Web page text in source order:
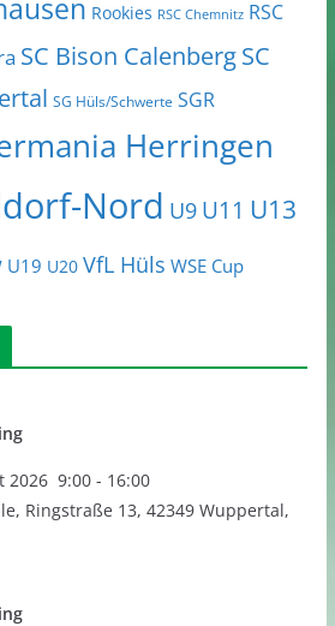
Rookies RSC Chemnitz RSC
SC Bison CalenbergSC
SG Hüls/Schwerte SGR
Herringen
Nord U9 U11 U13
U19 U20 VfL Hüls WSE Cup
2026 9:00- 16:00
Ringstraße 13, 42349 Wuppertal,